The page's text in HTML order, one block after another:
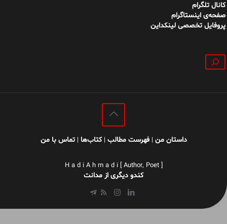
کانال تلگرام
صفحه‌ی اینستاگرام
پروفایل تخصصی لینکداین
جستجو
داستان من |فهرست مطالب |کتاب‌ها |تماس با من
H a d i A h m a d i [ Author, Poet ]
کندو دیگری از مدانت